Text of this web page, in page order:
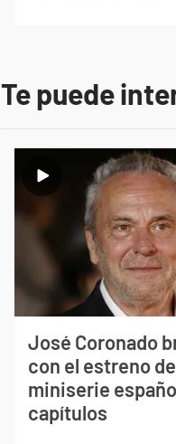
Te puede
José Coronado
con el estreno
miniserie
capítulos